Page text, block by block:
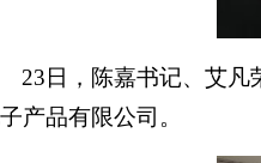
23日，陈嘉书记、艾
产品有限公司。